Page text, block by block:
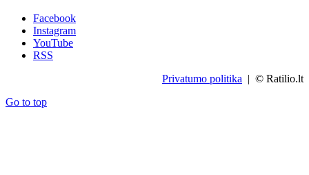
Facebook
Instagram
YouTube
RSS
Privatumo politika | © Ratilio.lt
Go to top